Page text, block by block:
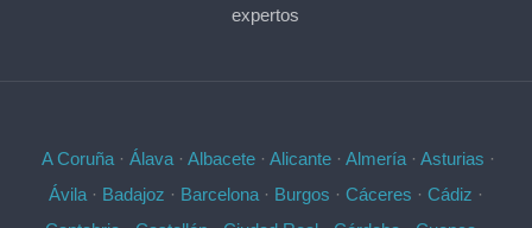
expertos
A Coruña· Álava· Albacete· Alicante· Almería· Asturias ·
Ávila · Badajoz · Barcelona · Burgos · Cáceres · Cádiz ·